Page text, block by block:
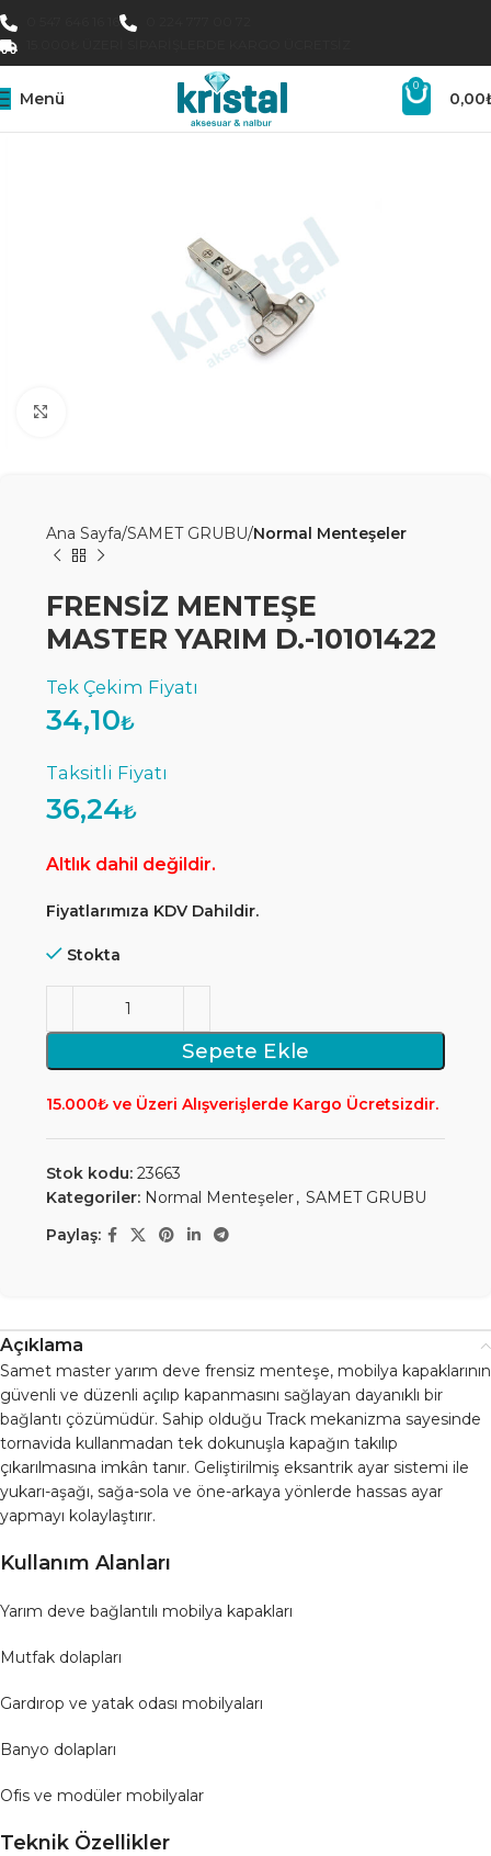
Menü
0
0,00
Ana Sayfa SAMET GRUBU Normal Menteşeler
FRENSİZ MENTEŞE
MASTER YARIM D.-10101422
34,10₺
36,24₺
Altlık dahil değildir.
Fiyatlarımıza KDV Dahildir.
Stokta
Sepete Ekle
15.000₺ ve Üzeri Alışverişlerde Kargo Ücretsizdir.
Stok kodu: 23663
Kategoriler: Normal Menteşeler, SAMET GRUBU
Paylaş:
Açıklama
Samet master yarım deve frensiz menteşe, mobilya kapaklarının
güvenli ve düzenli açılıp kapanmasını sağlayan dayanıklı bir
bağlantı çözümüdür. Sahip olduğu Track mekanizma sayesinde
tornavida kullanmadan tek dokunuşla kapağın takılıp
çıkarılmasına imkân tanır. Geliştirilmiş eksantrik ayar sistemi ile
yukarı-aşağı, sağa-sola ve öne-arkaya yönlerde hassas ayar
yapmayı kolaylaştırır.
Kullanım Alanları
Yarım deve bağlantılı mobilya kapakları
Mutfak dolapları
Gardırop ve yatak odası mobilyaları
Banyo dolapları
Ofis ve modüler mobilyalar
Teknik Özellikler